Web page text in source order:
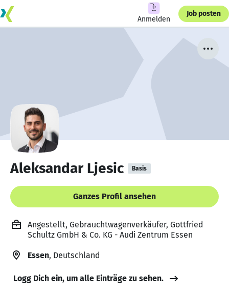
Anmelden
Job posten
Aleksandar Ljesic Basis
Ganzes Profil ansehen
Angestellt, Gebrauchtwagenverkäufer, Gottfried
Schultz GmbH & Co. KG - Audi Zentrum Essen
Essen, Deutschland
Logg Dich ein, um alle Einträge zu sehen.